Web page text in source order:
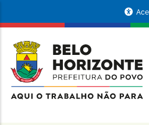
conteúdo
principal
da
Prefeitura
de